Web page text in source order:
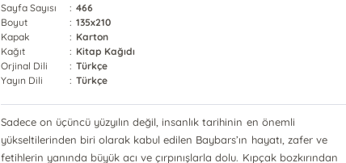
Sayfa Sayısı
: 466
Boyut
: 135x210
Kapak
: Karton
Kağıt
: Kitap Kağıdı
Orjinal Dili
: Türkçe
Yayın Dili
: Türkçe
Sadece on üçüncü yüzyılın değil, insanlık tarihinin en önemli
yükseltilerinden biri olarak kabul edilen Baybars’ın hayatı, zafer ve
fetihlerin yanında büyük acı ve çırpınışlarla dolu. Kıpçak bozkırından